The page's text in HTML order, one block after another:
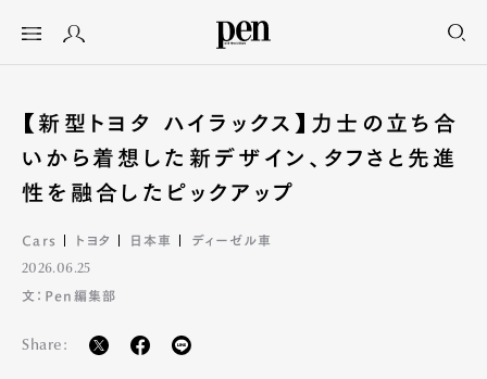
【新型トヨタ ハイラックス】力士の立ち合
いから着想した新デザイン、タフさと先進
性を融合したピックアップ
Cars トヨタ 日本車 ディーゼル車
2026.06.25
文：Pen編集部
Share: